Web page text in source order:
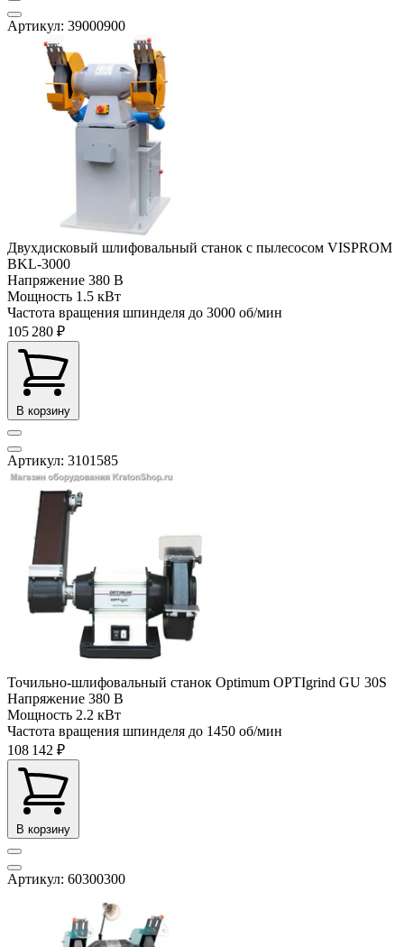
Артикул: 39000900
Двухдисковый шлифовальный станок с пылесосом VISPROM
BKL-3000
Напряжение 380 В
Мощность 1.5 кВт
Частота вращения шпинделя до 3000 об/мин
105 280 ₽
В корзину
Артикул: 3101585
Точильно-шлифовальный станок Optimum OPTIgrind GU 30S
Напряжение 380 В
Мощность 2.2 кВт
Частота вращения шпинделя до 1450 об/мин
108 142 ₽
В корзину
Артикул: 60300300